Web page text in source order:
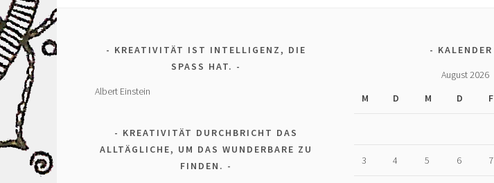
KREATIVITÄT IST INTELLIGENZ, DIE
SPASS HAT.
Albert Einstein
KREATIVITÄT DURCHBRICHT DAS
ALLTÄGLICHE, UM DAS WUNDERBARE ZU
FINDEN.
KALENDER
August 2026
M
D M D F
3 4 5 6 7